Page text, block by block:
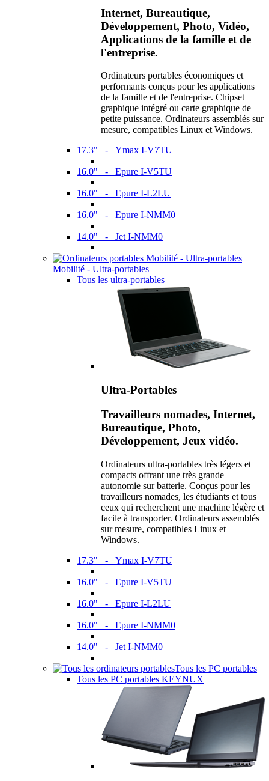
Internet, Bureautique,
Développement, Photo, Vidéo,
Applications de la famille et de
l'entreprise.
Ordinateurs portables économiques et
performants conçus pour les applications
de la famille et de l'entreprise. Chipset
graphique intégré ou carte graphique de
petite puissance. Ordinateurs assemblés sur
mesure, compatibles Linux et Windows.
17.3" - Ymax I-V7TU
16.0" - Epure I-V5TU
16.0" - Epure I-L2LU
16.0" - Epure I-NMM0
14.0" - Jet I-NMM0
Mobilité - Ultra-portables
Tous les ultra-portables
Ultra-Portables
Travailleurs nomades, Internet,
Bureautique, Photo,
Développement, Jeux vidéo.
Ordinateurs ultra-portables très légers et
compacts offrant une très grande
autonomie sur batterie. Conçus pour les
travailleurs nomades, les étudiants et tous
ceux qui recherchent une machine légère et
facile à transporter. Ordinateurs assemblés
sur mesure, compatibles Linux et
Windows.
17.3" - Ymax I-V7TU
16.0" - Epure I-V5TU
16.0" - Epure I-L2LU
16.0" - Epure I-NMM0
14.0" - Jet I-NMM0
Tous les PC portables
Tous les PC portables KEYNUX